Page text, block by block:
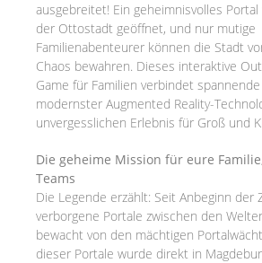
ausgebreitet! Ein geheimnisvolles
der Ottostadt geöffnet, und nur mutige
Familienabenteurer können die Stadt
Chaos bewahren. Dieses interaktive
Game für Familien verbindet
modernster Augmented Reality-
unvergesslichen Erlebnis für Groß und
Die geheime Mission für eure
Teams
Die Legende erzählt: Seit Anbeginn der
verborgene Portale zwischen den
bewacht von den mächtigen
dieser Portale wurde direkt in